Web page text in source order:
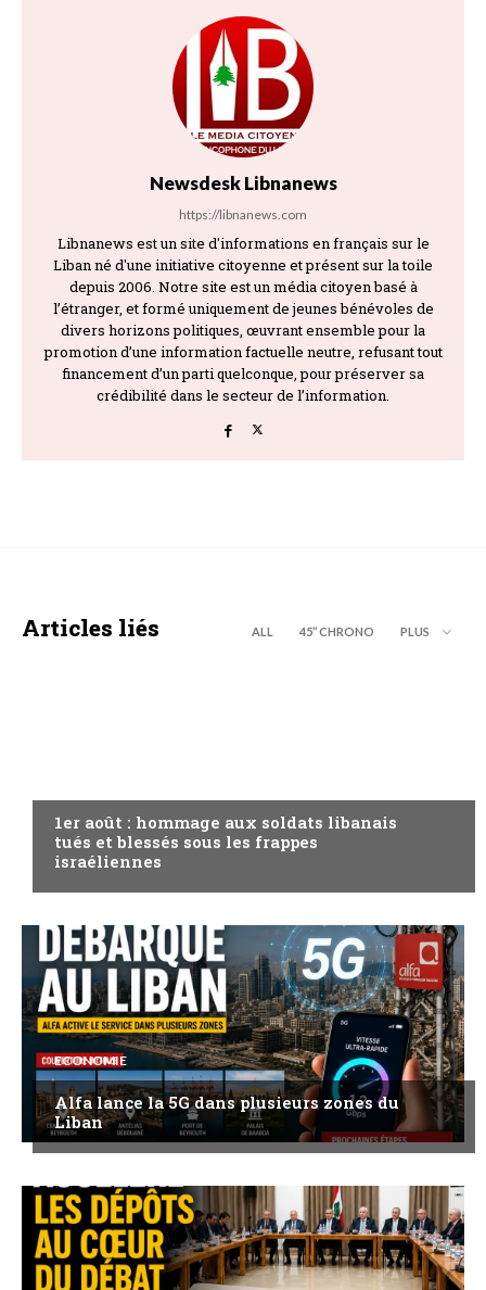
Newsdesk Libnanews
https://libnanews.com
Libnanews est un site d'informations en français sur le
Liban né d'une initiative citoyenne et présent sur la toile
depuis 2006. Notre site est un média citoyen basé à
l’étranger, et formé uniquement de jeunes bénévoles de
divers horizons politiques, œuvrant ensemble pour la
promotion d’une information factuelle neutre, refusant tout
financement d’un parti quelconque, pour préserver sa
crédibilité dans le secteur de l’information.
Articles liés ALL 45’’ CHRONO PLUS
1er août : hommage aux soldats libanais
tués et blessés sous les frappes
israéliennes
ECONOMIE
Alfa lance la 5G dans plusieurs zones du
Liban